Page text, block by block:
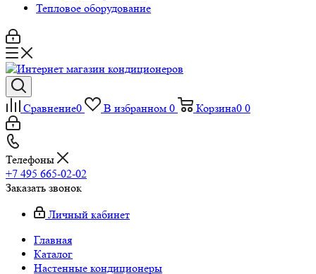
Тепловое оборудование
Сравнение0 В избранном 0 Корзина0 0
Телефоны
+7 495 665-02-02
Заказать звонок
Личный кабинет
Главная
Каталог
Настенные кондиционеры